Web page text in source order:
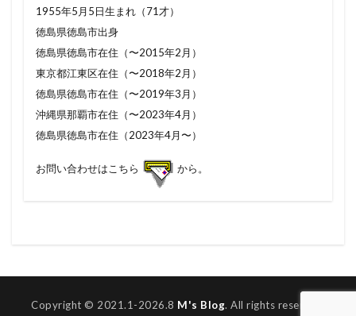
1955年5月5日生まれ（71才）
徳島県徳島市出身
徳島県徳島市在住（〜2015年2月）
東京都江東区在住（〜2018年2月）
徳島県徳島市在住（〜2019年3月）
沖縄県那覇市在住（〜2023年4月）
徳島県徳島市在住（2023年4月〜）
お問い合わせはこちら から。
Copyright © 2021.1-2026.8 M's Blog. All rights reserved.